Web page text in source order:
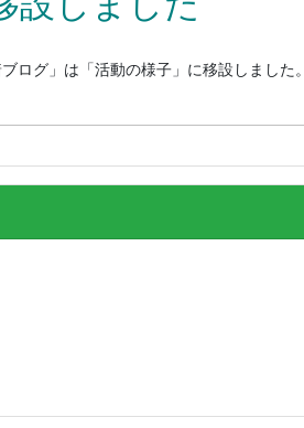
ログ」は「活動の様子」に移設しました。